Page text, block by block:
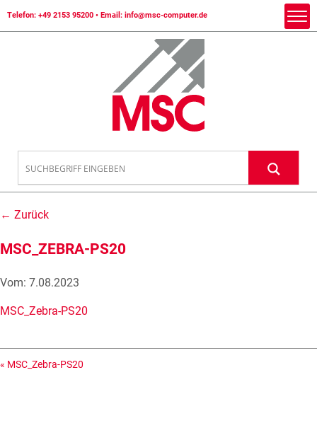
Telefon: +49 2153 95200 • Email: info@msc-computer.de
← Zurück
MSC_ZEBRA-PS20
Vom: 7.08.2023
MSC_Zebra-PS20
« MSC_Zebra-PS20